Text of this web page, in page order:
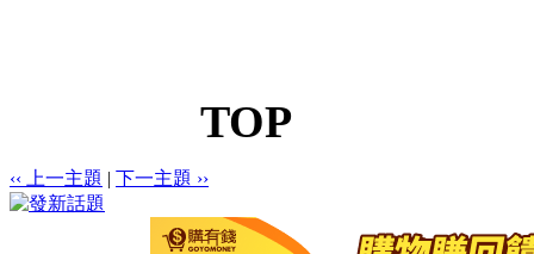
TOP
‹‹ 上一主題 | 下一主題 ››